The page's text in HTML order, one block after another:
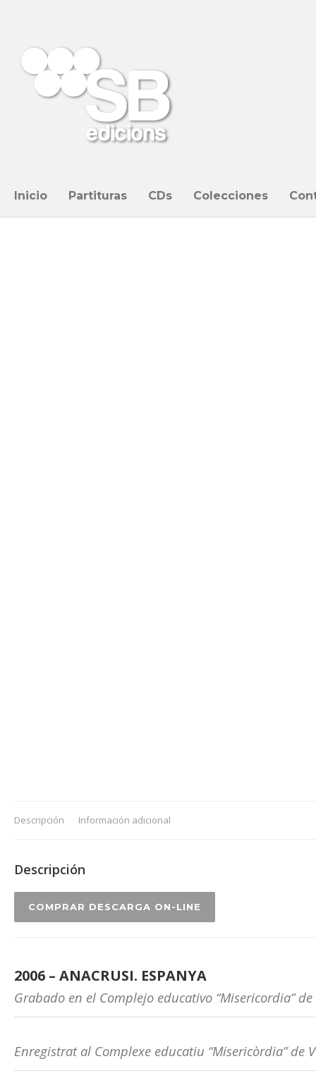
Inicio Partituras CDs Colecciones
Descripción Información adicional
Descripción
COMPRAR DESCARGA ON-LINE
2006 – ANACRUSI. ESPANYA
Grabado en el Complejo educativo “Misericordia”
Enregistrat al Complexe educatiu “Misericòrdia” de